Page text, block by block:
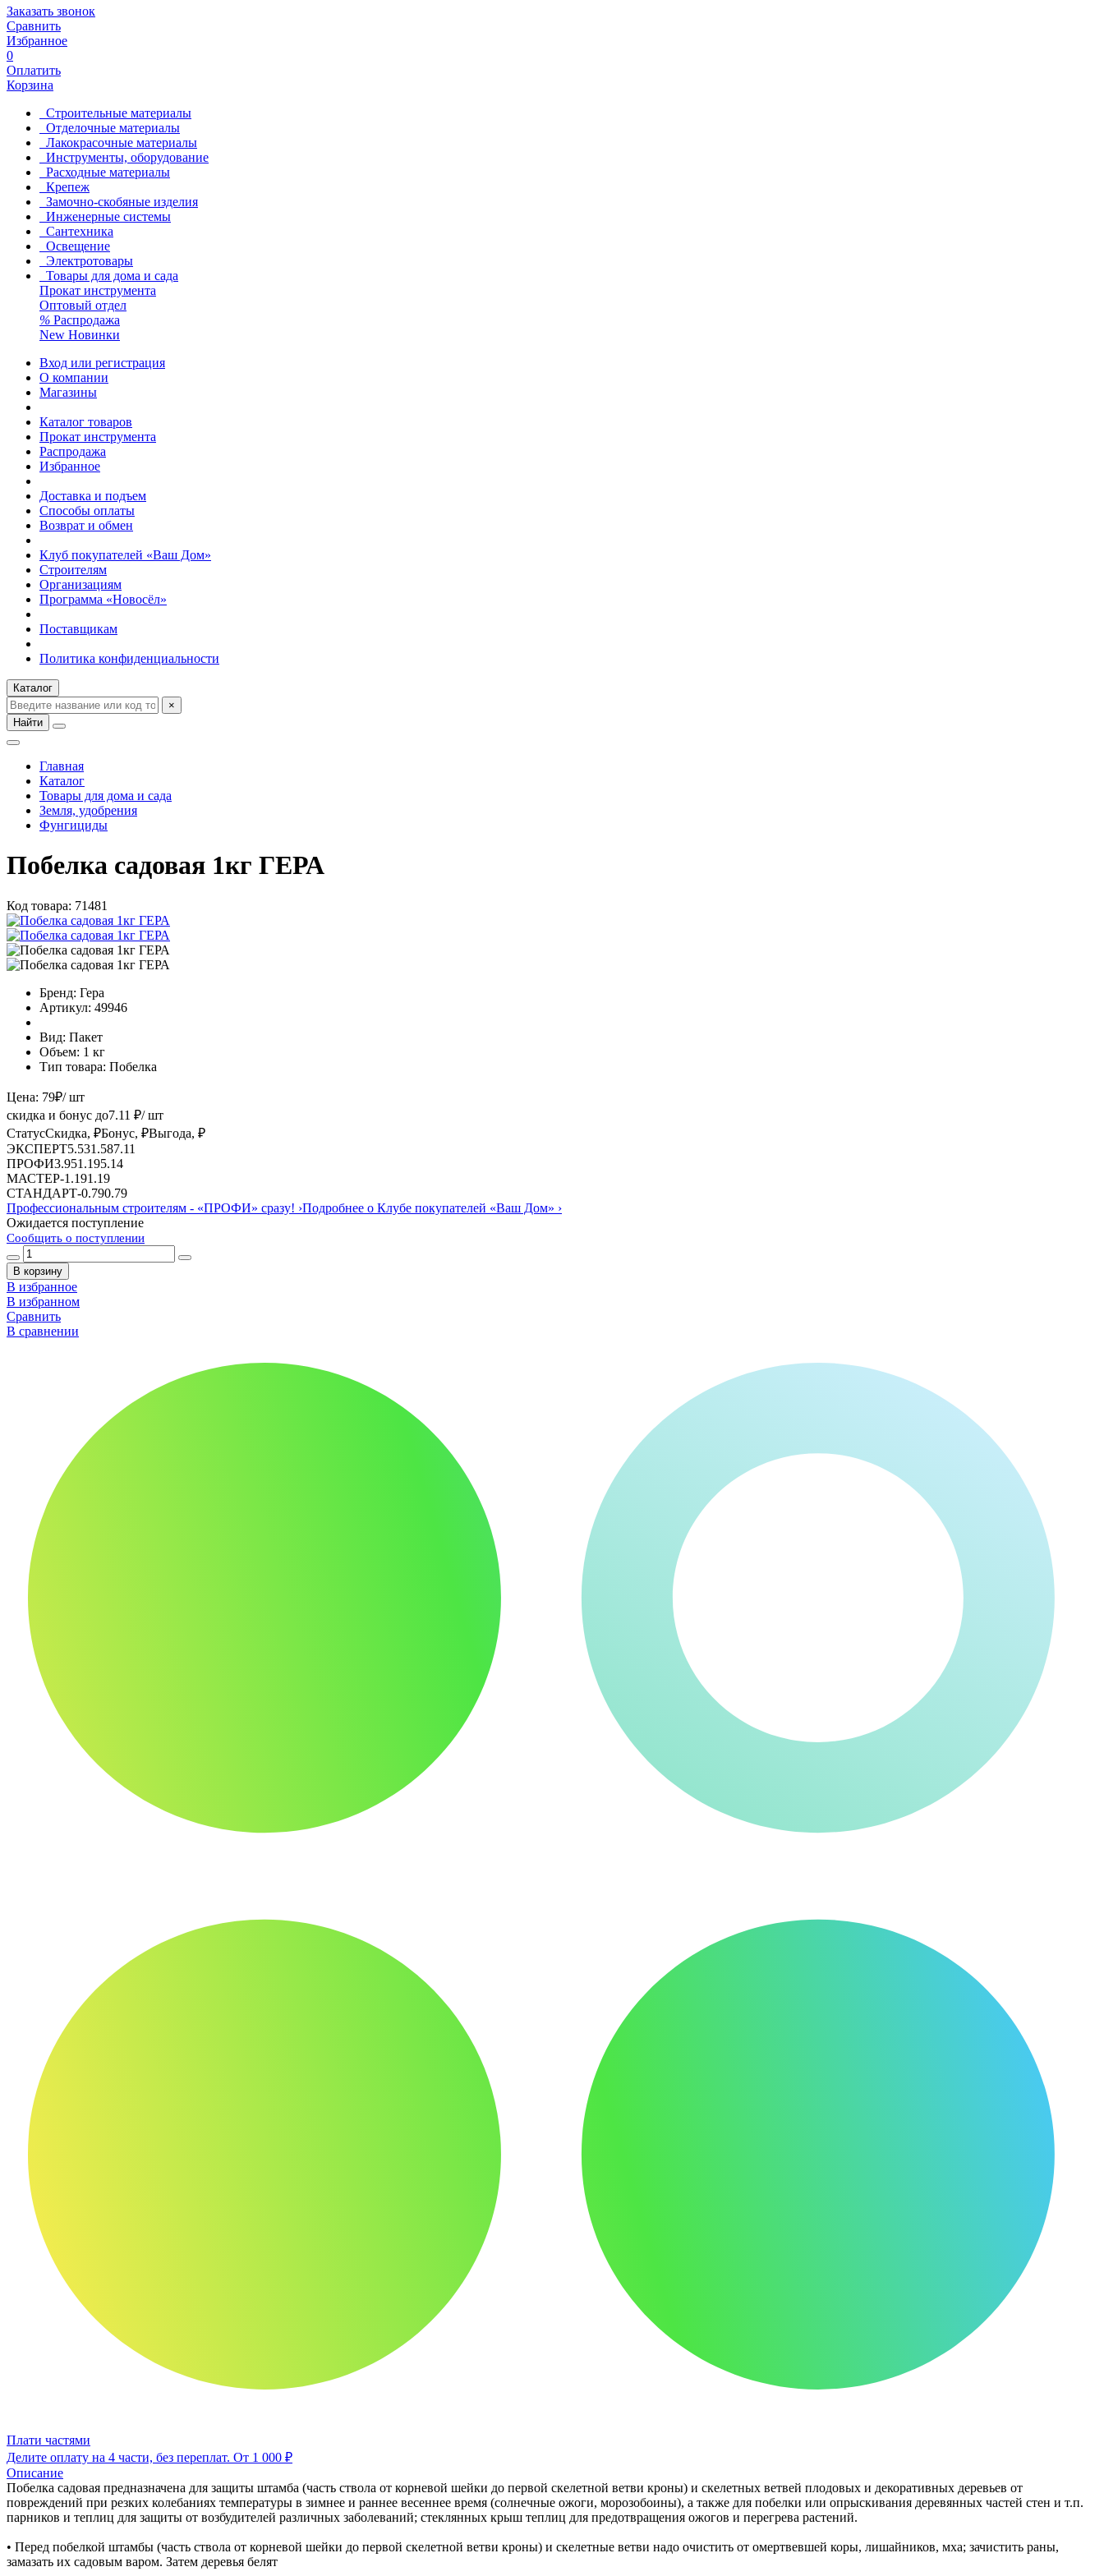
Заказать звонок
Сравнить
Избранное
0
Оплатить
Корзина
Строительные материалы
Отделочные материалы
Лакокрасочные материалы
Инструменты, оборудование
Расходные материалы
Крепеж
Замочно-скобяные изделия
Инженерные системы
Сантехника
Освещение
Электротовары
Товары для дома и сада
Прокат инструмента
Оптовый отдел
% Распродажа
New Новинки
Вход или регистрация
О компании
Магазины
Каталог товаров
Прокат инструмента
Распродажа
Избранное
Доставка и подъем
Способы оплаты
Возврат и обмен
Клуб покупателей «Ваш Дом»
Строителям
Организациям
Программа «Новосёл»
Поставщикам
Политика конфиденциальности
Каталог
×
Найти
Главная
Каталог
Товары для дома и сада
Земля, удобрения
Фунгициды
Побелка садовая 1кг ГЕРА
Код товара: 71481
Бренд: Гера
Артикул: 49946
Вид: Пакет
Объем: 1 кг
Тип товара: Побелка
Цена: 79₽/ шт
скидка и бонус до7.11 ₽/ шт
СтатусСкидка, ₽Бонус, ₽Выгода, ₽
ЭКСПЕРТ5.531.587.11
ПРОФИ3.951.195.14
МАСТЕР-1.191.19
СТАНДАРТ-0.790.79
Профессиональным строителям - «ПРОФИ» сразу! ›Подробнее о Клубе покупателей «Ваш Дом» ›
Ожидается поступление
Сообщить о поступлении
В корзину
В избранное
В избранном
Сравнить
В сравнении
Плати частями
Делите оплату на 4 части, без переплат. От 1 000 ₽
Описание
Побелка садовая предназначена для защиты штамба (часть ствола от корневой шейки до первой скелетной ветви кроны) и скелетных ветвей плодовых и декоративных деревьев от
повреждений при резких колебаниях температуры в зимнее и раннее весеннее время (солнечные ожоги, морозобоины), а также для побелки или опрыскивания деревянных частей стен и т.п.
парников и теплиц для защиты от возбудителей различных заболеваний; стеклянных крыш теплиц для предотвращения ожогов и перегрева растений.
• Перед побелкой штамбы (часть ствола от корневой шейки до первой скелетной ветви кроны) и скелетные ветви надо очистить от омертвевшей коры, лишайников, мха; зачистить раны,
замазать их садовым варом. Затем деревья белят